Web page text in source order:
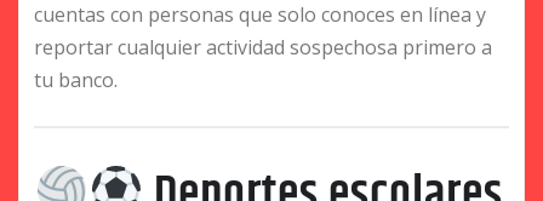
cuentas con personas que solo conoces en línea y
reportar cualquier actividad sospechosa primero a
tu banco.